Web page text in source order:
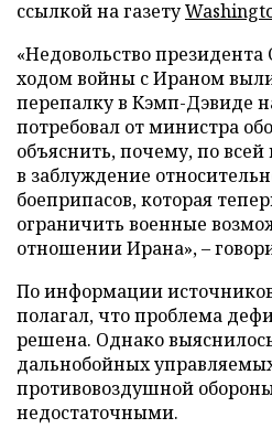
ссылкой на газету
«Недовольство
ходом войны с Ираном
перепалку в Кэмп-Дэвиде
потребовал от министра
объяснить, почему, по
в заблуждение
боеприпасов, которая
ограничить военные
отношении Ирана», –
По информации
полагал, что проблема
решена. Однако
дальнобойных
противовоздушной
недостаточными.